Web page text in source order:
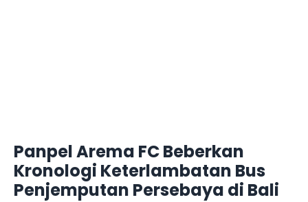
Panpel Arema FC Beberkan
Kronologi Keterlambatan Bus
Penjemputan Persebaya di Bali